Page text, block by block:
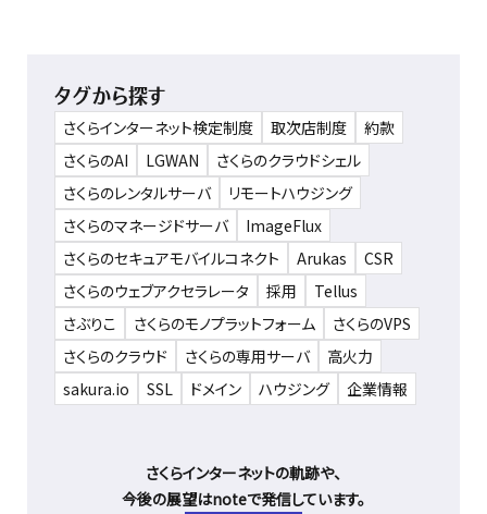
タグから探す
さくらインターネット検定制度 取次店制度
約款
さくらのAI
LGWAN
さくらのクラウドシェル
さくらのレンタルサーバ
リモートハウジング
さくらのマネージドサーバ
ImageFlux
さくらのセキュアモバイルコネクト
Arukas
CSR
さくらのウェブアクセラレータ
採用
Tellus
さぶりこ
さくらのモノプラットフォーム
さくらのVPS
さくらのクラウド
さくらの専用サーバ
高火力
sakura.io
SSL ドメイン ハウジング 企業情報
さくらインターネットの軌跡や、
今後の展望はnoteで発信しています。